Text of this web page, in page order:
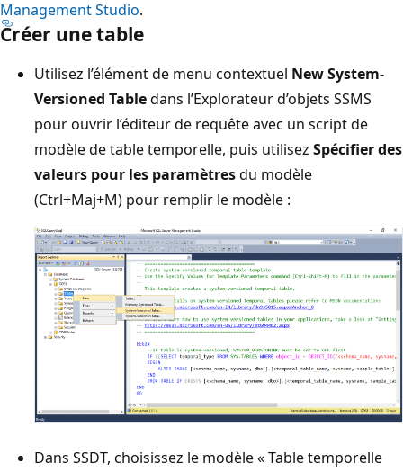
Management Studio.
Créer une table
Utilisez l’élément de menu contextuel New System-
Versioned Tabledans l’Explorateur d’objets SSMS
pour ouvrir l’éditeur de requête avec un script de
modèle de table temporelle, puis utilisez Spécifier des
valeurs pour les paramètresdu modèle
(Ctrl+Maj+M) pour remplir le modèle :
Dans SSDT, choisissez le modèle « Table temporelle